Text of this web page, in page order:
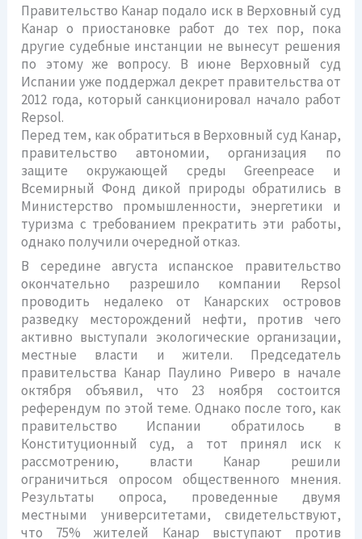
Правительство Канар подало иск в Верховный суд
Канар о приостановке работ до тех пор, пока
другие судебные инстанции не вынесут решения
по этому же вопросу. В июне Верховный суд
Испании уже поддержал декрет правительства от
2012 года, который санкционировал начало работ
Repsol.
Перед тем, как обратиться в Верховный суд Канар,
правительство автономии, организация по
защите окружающей среды Greenpeace и
Всемирный Фонд дикой природы обратились в
Министерство промышленности, энергетики и
туризма с требованием прекратить эти работы,
однако получили очередной отказ.
В середине августа испанское правительство
окончательно разрешило компании Repsol
проводить недалеко от Канарских островов
разведку месторождений нефти, против чего
активно выступали экологические организации,
местные власти и жители. Председатель
правительства Канар Паулино Риверо в начале
октября объявил, что 23 ноября состоится
референдум по этой теме. Однако после того, как
правительство Испании обратилось в
Конституционный суд, а тот принял иск к
рассмотрению, власти Канар решили
ограничиться опросом общественного мнения.
Результаты опроса, проведенные двумя
местными университетами, свидетельствуют,
что 75% жителей Канар выступают против